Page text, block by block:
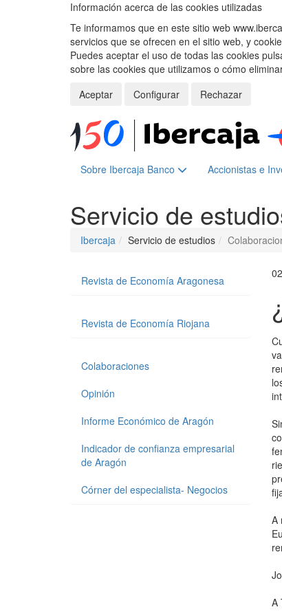
Información acerca de las cookies utilizadas
Te informamos que en este sitio web
servicios que se ofrecen en el sitio web, y
Puedes aceptar el uso de todas las cookies
sobre las cookies que utilizamos o cómo
Aceptar
Configurar
Rechazar
Sobre Ibercaja Banco Accionistas e
Servicio de
Ibercaja Servicio de estudios
A
A
Revista de Economía Aragonesa
Revista de Economía Riojana
Colaboraciones
Opinión
Informe Económico de Aragón
Indicador de confianza empresarial
de Aragón
Córner del especialista- Negocios